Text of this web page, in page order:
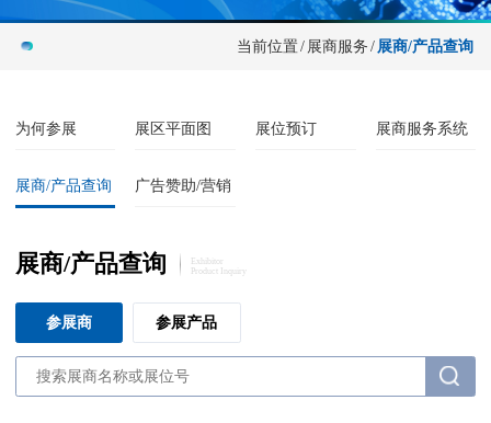
当前位置/ 展商服务 /展商/产品查询
为何参展 展区平面图 展位预订 展商服务系统
展商/产品查询 广告赞助/营销
展商/产品查询
Exhibitor
Product Inquiry
参展商 参展产品